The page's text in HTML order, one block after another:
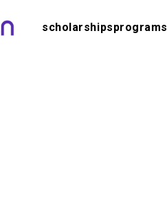
scholarshipsprograms